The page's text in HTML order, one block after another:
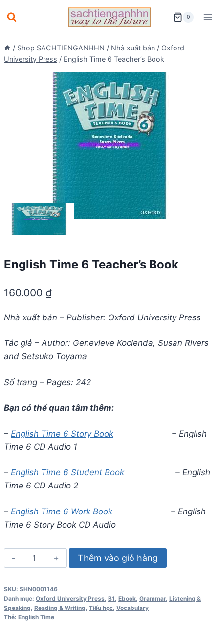
to
0
/ Shop SACHTIENGANHHN / Nhà xuất bản / Oxford
University Press / English Time 6 Teacher’s Book
English Time 6 Teacher’s Book
160.000 ₫
Nhà xuất bản – Publisher: Oxford University Press
Tác giả – Author: Genevieve Kocienda, Susan Rivers
and Setsuko Toyama
Số trang – Pages: 242
Bạn có thể quan tâm thêm:
– English Time 6 Story Book – English
Time 6 CD Audio 1
– English Time 6 Student Book – English
Time 6 CD Audio 2
– English Time 6 Work Book – English
Time 6 Story Book CD Audio
English
Time
Teacher's
Book
số
Thêm vào giỏ hàng
SKU: SHN0001146
Danh mục: Oxford University Press B1 Ebook Grammar, Listening &
Speaking Reading & Writing Tiểu học Vocabulary
Thẻ: English Time